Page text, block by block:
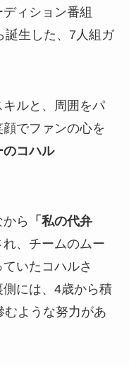
ィション番組
誕生した、7人組ガ
ルと、周囲をパ
でファンの心を
のコハル
ら
「私の代弁
れ、チームのムー
いたコハルさ
には、4歳から積
ような努力があ